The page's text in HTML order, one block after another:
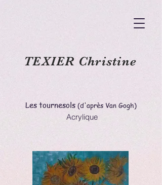
TEXIER Christine
Les tournesols (d'après Van Gogh)
Acrylique